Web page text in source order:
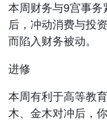
本周财务与9宫事
后，冲动消费与投
而陷入财务被动。
进修
本周有利于高等教
木、金木对冲后，